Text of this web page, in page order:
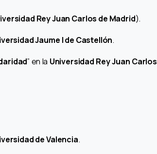
Rey Juan Carlos de Madrid).
Jaume I de Castellón.
” en la Universidad Rey Juan Carlos
de Valencia.